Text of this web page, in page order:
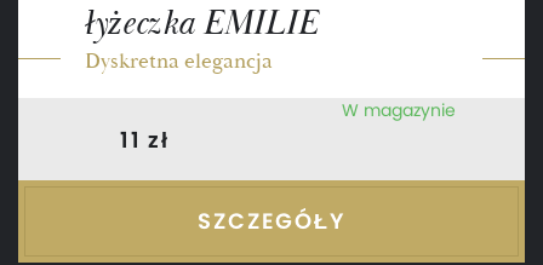
łyżeczka EMILIE
Dyskretna elegancja
11 zł
W magazynie
SZCZEGÓŁY